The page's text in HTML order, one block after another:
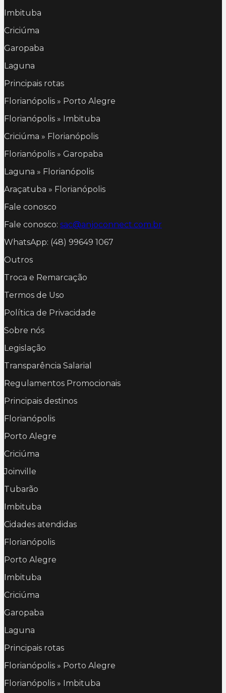
Imbituba
Criciúma
Garopaba
Laguna
Principais rotas
Florianópolis » Porto Alegre
Florianópolis » Imbituba
Criciúma » Florianópolis
Florianópolis » Garopaba
Laguna » Florianópolis
Araçatuba » Florianópolis
Fale conosco
Fale conosco: sac@anjoconnect.com.br
WhatsApp: (48) 99649 1067
Outros
Troca e Remarcação
Termos de Uso
Política de Privacidade
Sobre nós
Legislação
Transparência Salarial
Regulamentos Promocionais
Principais destinos
Florianópolis
Porto Alegre
Criciúma
Joinville
Tubarão
Imbituba
Cidades atendidas
Florianópolis
Porto Alegre
Imbituba
Criciúma
Garopaba
Laguna
Principais rotas
Florianópolis » Porto Alegre
Florianópolis » Imbituba